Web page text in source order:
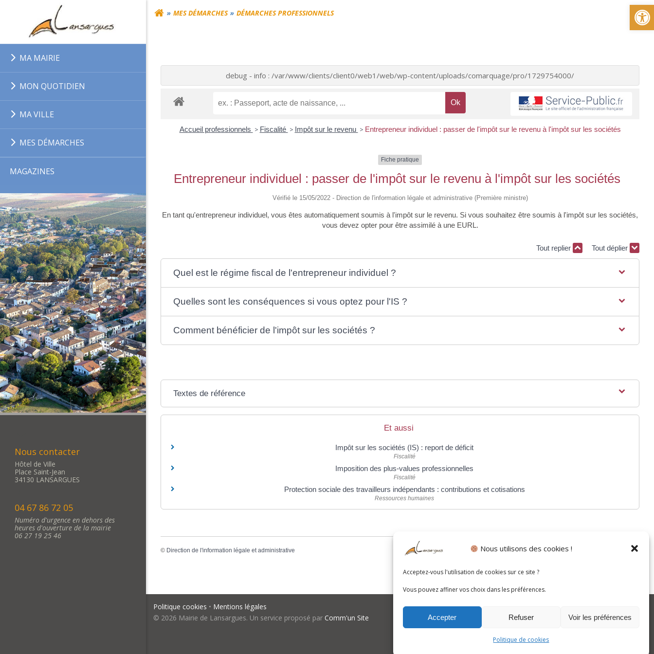
Nous utilisons des cookies !
Acceptez-vous l'utilisation de cookies sur ce site ?
Vous pouvez affiner vos choix dans les préférences.
Accepter Refuser Voir les préférences
Politique de cookies
MA MAIRIE
MON QUOTIDIEN
MA VILLE
MES DÉMARCHES
MAGAZINES
Nous contacter
Hôtel de Ville
Place Saint-Jean
34130 LANSARGUES
04 67 86 72 05
Numéro d'urgence en dehors des
heures d'ouverture de la mairie
06 27 19 25 46
MES DÉMARCHES DÉMARCHES PROFESSIONNELS
debug - info : /var/www/clients/client0/web1/web/wp-content/uploads/comarquage/pro/1729754000/
Accueil professionnels > Fiscalité > Impôt sur le revenu > Entrepreneur individuel : passer de l'impôt sur le revenu à l'impôt sur les sociétés
Fiche pratique
Entrepreneur individuel : passer de l'impôt sur le revenu à l'impôt sur les sociétés
Vérifié le 15/05/2022 - Direction de l'information légale et administrative (Première ministre)
En tant qu'entrepreneur individuel, vous êtes automatiquement soumis à l'impôt sur le revenu. Si vous souhaitez être soumis à l'impôt sur les sociétés,
vous devez opter pour être assimilé à une EURL.
Tout replier Tout déplier
Quel est le régime fiscal de l'entrepreneur individuel ?
Quelles sont les conséquences si vous optez pour l'IS ?
Comment bénéficier de l'impôt sur les sociétés ?
Textes de référence
Et aussi
Impôt sur les sociétés (IS) : report de déficit
Fiscalité
Imposition des plus-values professionnelles
Fiscalité
Protection sociale des travailleurs indépendants : contributions et cotisations
Ressources humaines
© Direction de l'information légale et administrative
Politique cookies • Mentions légales
© 2026 Mairie de Lansargues. Un service proposé par Comm'un Site